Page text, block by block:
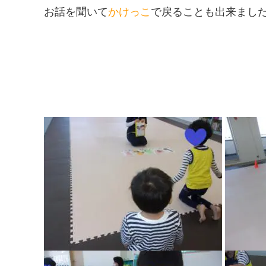
お話を聞いてかけっこ で戻ることも出来まし